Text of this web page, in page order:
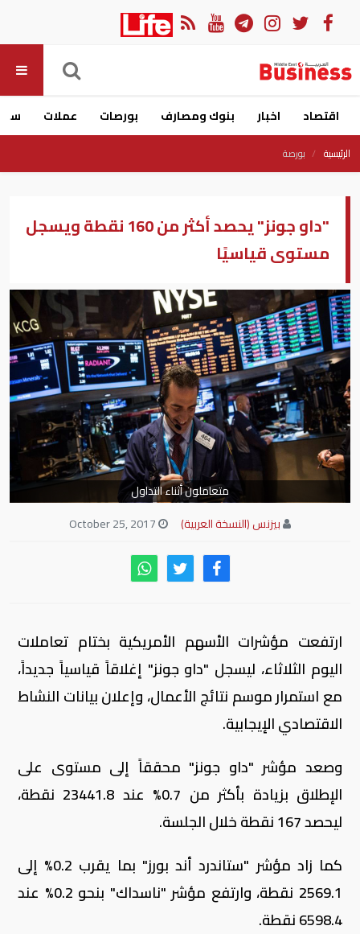
اقتصاد اخبار بنوك ومصارف بورصات عملات
الرئيسية بورصة
"داو جونز" يحصد أكثر من 160 نقطة ويسجل
مستوى قياسيًا
متعاملون أثناء التداول
بيزنس (النسخة العربية)
ارتفعت مؤشرات الأسهم الأمريكية بختام تعاملات
اليوم الثلاثاء، ليسجل "داو جونز" إغلاقاً قياسياً جديداً،
مع استمرار موسم نتائج الأعمال، وإعلان بيانات النشاط
الاقتصادي الإيجابية.
وصعد مؤشر "داو جونز" محققاً إلى مستوى على
الإطلاق بزيادة بأكثر من 0.7% عند 23441.8 نقطة،
ليحصد 167 نقطة خلال الجلسة.
كما زاد مؤشر "ستاندرد أند بورز" بما يقرب 0.2% إلى
2569.1 نقطة، وارتفع مؤشر "ناسداك" بنحو 0.2% عند
6598.4 نقطة.